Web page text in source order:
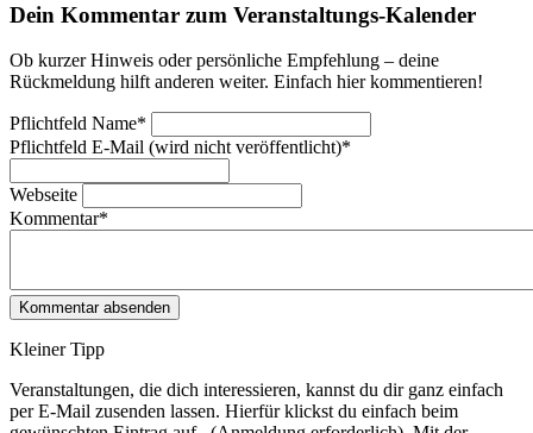
Dein Kommentar zum Veranstaltungs-Kalender
Ob kurzer Hinweis oder persönliche Empfehlung – deine
Rückmeldung hilft anderen weiter. Einfach hier kommentieren!
Pflichtfeld Name*
Pflichtfeld E-Mail (wird nicht veröffentlicht)*
Webseite
Kommentar*
Kleiner Tipp
Veranstaltungen, die dich interessieren, kannst du dir ganz einfach
per E‑Mail zusenden lassen. Hierfür klickst du einfach beim